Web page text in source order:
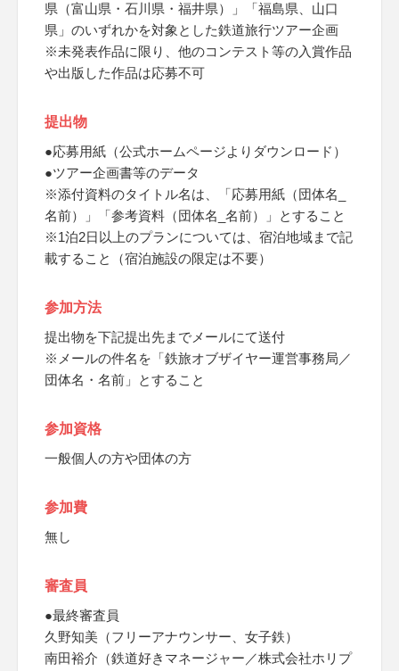
県（富山県・石川県・福井県）」「福島県、山口
県」のいずれかを対象とした鉄道旅行ツアー企画
※未発表作品に限り、他のコンテスト等の入賞作品
や出版した作品は応募不可
提出物
●応募用紙（公式ホームページよりダウンロード）
●ツアー企画書等のデータ
※添付資料のタイトル名は、「応募用紙（団体名_
名前）」「参考資料（団体名_名前）」とすること
※1泊2日以上のプランについては、宿泊地域まで記
載すること（宿泊施設の限定は不要）
参加方法
提出物を下記提出先までメールにて送付
※メールの件名を「鉄旅オブザイヤー運営事務局／
団体名・名前」とすること
参加資格
一般個人の方や団体の方
参加費
無し
審査員
●最終審査員
久野知美（フリーアナウンサー、女子鉄）
南田裕介（鉄道好きマネージャー／株式会社ホリプ